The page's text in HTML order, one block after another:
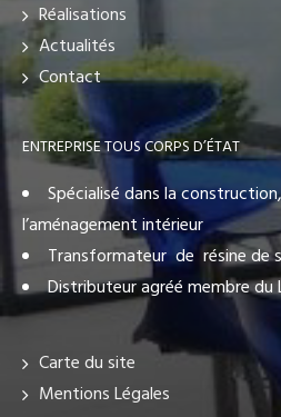
Réalisations
Actualités
Contact
ENTREPRISE TOUS CORPS D’ÉTAT
Spécialisé dans la
l’aménagement intérieur
Transformateur de résine de
Distributeur agréé membre du
Carte du site
Mentions Légales